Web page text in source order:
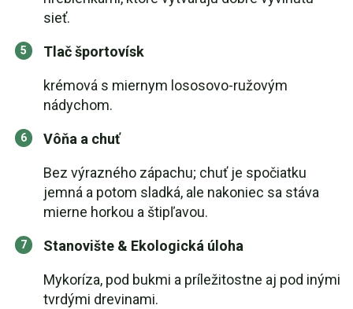
sieť.
Tlač športovísk
krémová s miernym lososovo-ružovým
nádychom.
Vôňa a chuť
Bez výrazného zápachu; chuť je spočiatku
jemná a potom sladká, ale nakoniec sa stáva
mierne horkou a štipľavou.
Stanovište & Ekologická úloha
Mykoríza, pod bukmi a príležitostne aj pod inými
tvrdými drevinami.